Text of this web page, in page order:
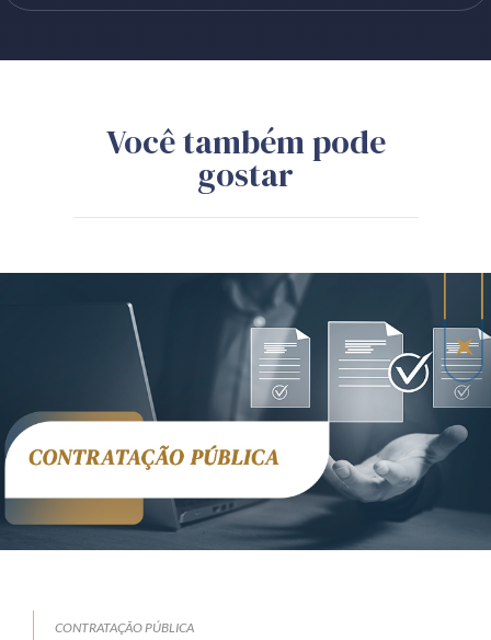
Você também pode
gostar
CONTRATAÇÃO PÚBLICA